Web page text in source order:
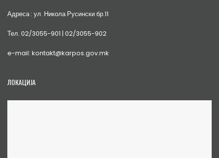
Адреса : ул. Никола Русински бр.11
Тел. 02/3055-901 | 02/3055-902
e-mail: kontakt@karpos.gov.mk
ЛОКАЦИЈА